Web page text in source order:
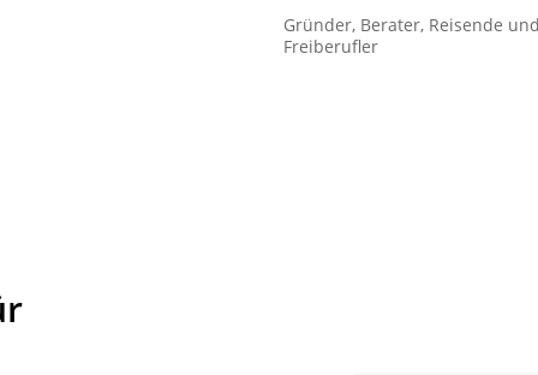
Gründer, Berater, Reisende
Freiberufler